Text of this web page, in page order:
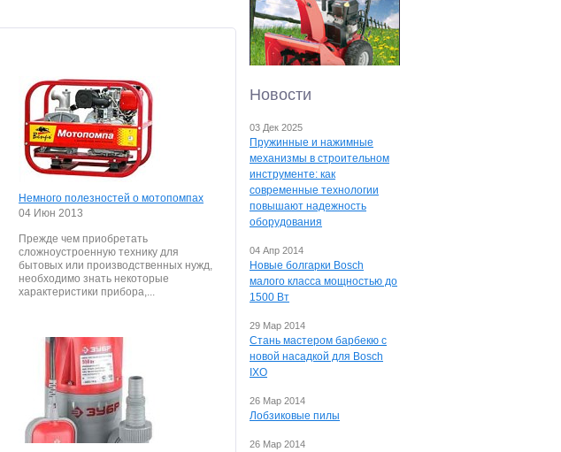
Немного полезностей о мотопомпах
04 Июн 2013
Прежде чем приобретать
сложноустроенную технику для
бытовых или производственных нужд,
необходимо знать некоторые
характеристики прибора,...
Новости
03 Дек 2025
Пружинные и нажимные
механизмы в строительном
инструменте: как
современные технологии
повышают надежность
оборудования
04 Апр 2014
Новые болгарки Bosch
малого класса мощностью до
1500 Вт
29 Мар 2014
Стань мастером барбекю с
новой насадкой для Bosch
IXO
26 Мар 2014
Лобзиковые пилы
26 Мар 2014